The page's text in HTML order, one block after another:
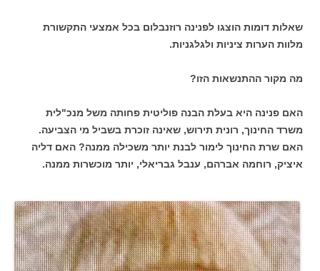
שאלות דומות הוצגו לפנינה רוזנבלום בכל אמצעי התקשורת
מלוות הערות ציניות ולגלגניות.
מה מקור ההתנשאות הזו?
האם פנינה היא בעלת הבנה פוליטית פחותה משל מנכ"לית
משרד החינוך, רונית תירוש, שאינה זוכרת בשביל מי הצביעה.
האם שרת החינוך לימור לבנת יותר משכילה ממנה? האם דליה
איציק, רוחמה אברהם, ענבל גבריאלי, יותר מוכשרות ממנה.